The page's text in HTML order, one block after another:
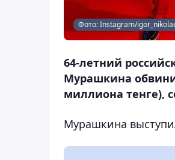
Фото: Instagram/
64-летний
Мурашкина
миллиона тенге),
Мурашкина